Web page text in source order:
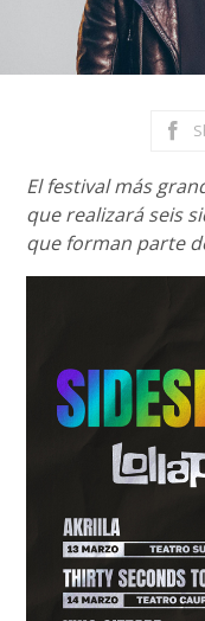
El festival más
que realizará seis
que forman parte